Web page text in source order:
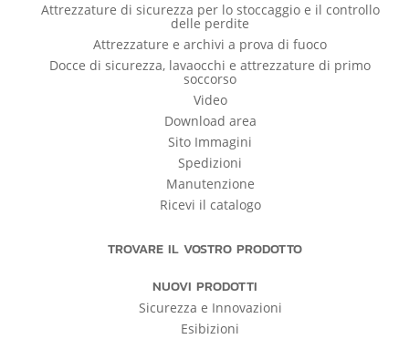
Attrezzature di sicurezza per lo stoccaggio e il controllo
delle perdite
Attrezzature e archivi a prova di fuoco
Docce di sicurezza, lavaocchi e attrezzature di primo
soccorso
Video
Download area
Sito Immagini
Spedizioni
Manutenzione
Ricevi il catalogo
TROVARE IL VOSTRO PRODOTTO
NUOVI PRODOTTI
Sicurezza e Innovazioni
Esibizioni